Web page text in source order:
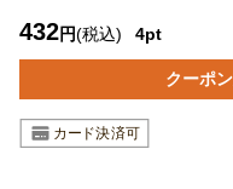
432円(税込) 4pt
クーポ